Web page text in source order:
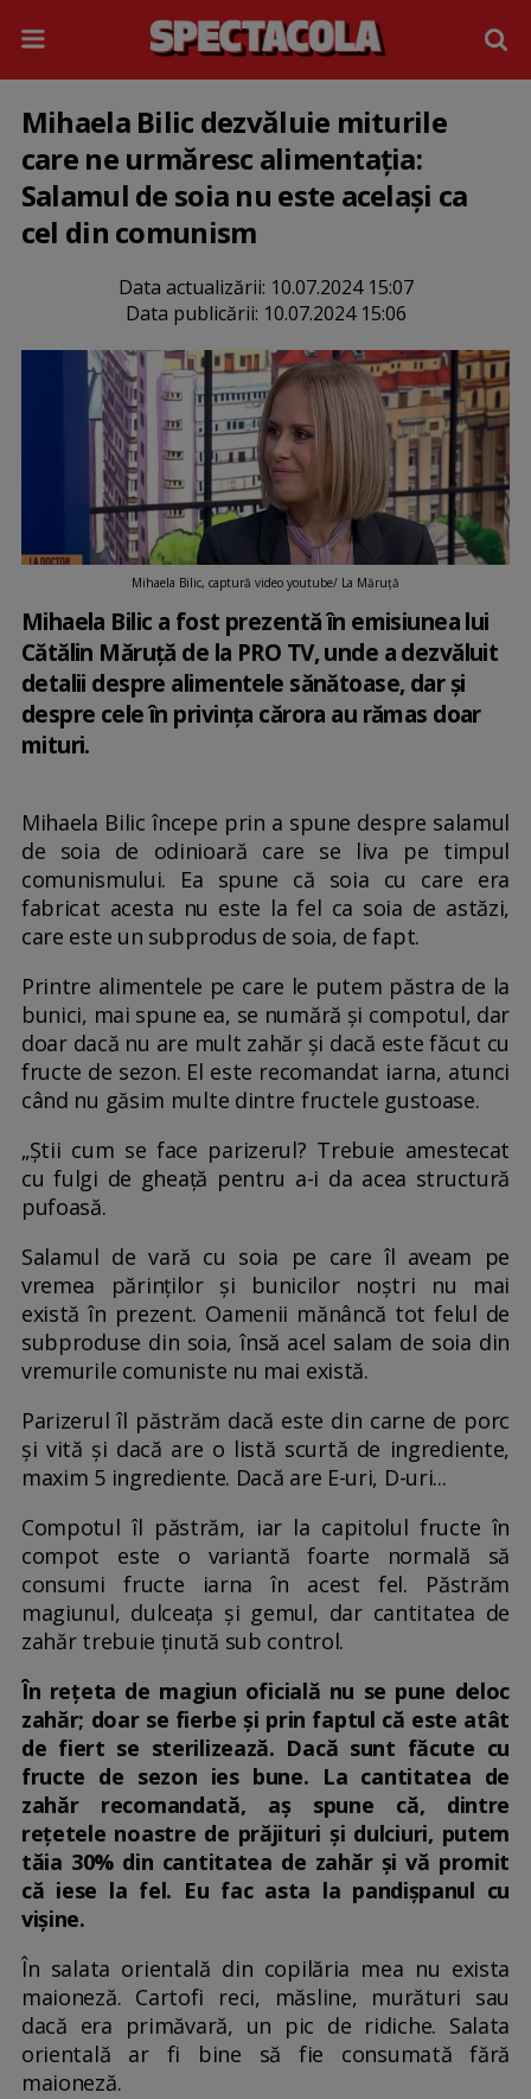
Mihaela Bilic dezvăluie miturile
care ne urmăresc alimentația:
Salamul de soia nu este același ca
cel din comunism
Data actualizării: 10.07.2024 15:07
Data publicării: 10.07.2024 15:06
Mihaela Bilic, captură video youtube/ La Măruță
Mihaela Bilic a fost prezentă în emisiunea lui
Cătălin Măruță de la PRO TV, unde a dezvăluit
detalii despre alimentele sănătoase, dar și
despre cele în privința cărora au rămas doar
mituri.
Mihaela Bilic începe prin a spune despre salamul
de soia de odinioară care se liva pe timpul
comunismului. Ea spune că soia cu care era
fabricat acesta nu este la fel ca soia de astăzi,
care este un subprodus de soia, de fapt.
Printre alimentele pe care le putem păstra de la
bunici, mai spune ea, se numără și compotul, dar
doar dacă nu are mult zahăr și dacă este făcut cu
fructe de sezon. El este recomandat iarna, atunci
când nu găsim multe dintre fructele gustoase.
„Știi cum se face parizerul? Trebuie amestecat
cu fulgi de gheață pentru a-i da acea structură
pufoasă.
Salamul de vară cu soia pe care îl aveam pe
vremea părinților și bunicilor noștri nu mai
există în prezent. Oamenii mănâncă tot felul de
subproduse din soia, însă acel salam de soia din
vremurile comuniste nu mai există.
Parizerul îl păstrăm dacă este din carne de porc
și vită și dacă are o listă scurtă de ingrediente,
maxim 5 ingrediente. Dacă are E-uri, D-uri...
Compotul îl păstrăm, iar la capitolul fructe în
compot este o variantă foarte normală să
consumi fructe iarna în acest fel. Păstrăm
magiunul, dulceața și gemul, dar cantitatea de
zahăr trebuie ținută sub control.
În rețeta de magiun oficială nu se pune deloc
zahăr; doar se fierbe și prin faptul că este atât
de fiert se sterilizează. Dacă sunt făcute cu
fructe de sezon ies bune. La cantitatea de
zahăr recomandată, aș spune că, dintre
rețetele noastre de prăjituri și dulciuri, putem
tăia 30% din cantitatea de zahăr și vă promit
că iese la fel. Eu fac asta la pandișpanul cu
vișine.
În salata orientală din copilăria mea nu exista
maioneză. Cartofi reci, măsline, murături sau
dacă era primăvară, un pic de ridiche. Salata
orientală ar fi bine să fie consumată fără
maioneză.